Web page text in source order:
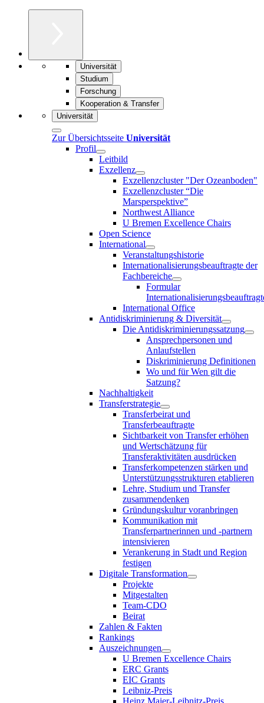
Universität
Studium
Forschung
Kooperation & Transfer
Universität
Zur Übersichtsseite Universität
Profil
Leitbild
Exzellenz
Exzellenzcluster "Der Ozeanboden"
Exzellenzcluster “Die
Marsperspektive”
Northwest Alliance
U Bremen Excellence Chairs
Open Science
International
Veranstaltungshistorie
Internationalisierungsbeauftragte der
Fachbereiche
Formular
International Office
Antidiskriminierung & Diversität
Die Antidiskriminierungssatzung
Ansprechpersonen und
Anlaufstellen
Diskriminierung Definitionen
Wo und für Wen gilt die
Satzung?
Nachhaltigkeit
Transferstrategie
Transferbeirat und
Transferbeauftragte
Sichtbarkeit von Transfer erhöhen
und Wertschätzung für
Transferaktivitäten ausdrücken
Transferkompetenzen stärken und
Unterstützungsstrukturen etablieren
Lehre, Studium und Transfer
zusammendenken
Gründungskultur voranbringen
Kommunikation mit
Transferpartnerinnen und -partnern
intensivieren
Verankerung in Stadt und Region
festigen
Digitale Transformation
Projekte
Mitgestalten
Team-CDO
Beirat
Zahlen & Fakten
Rankings
Auszeichnungen
U Bremen Excellence Chairs
ERC Grants
EIC Grants
Leibniz-Preis
Heinz Maier-Leibnitz-Preis